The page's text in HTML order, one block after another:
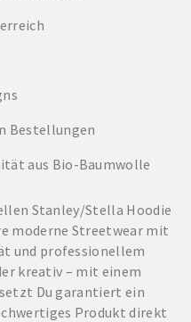
Bestellungen
aus Bio-Baumwolle
Stanley/Stella Hoodie
moderne Streetwear mit
und professionellem
kreativ – mit einem
Du garantiert ein
Produkt direkt